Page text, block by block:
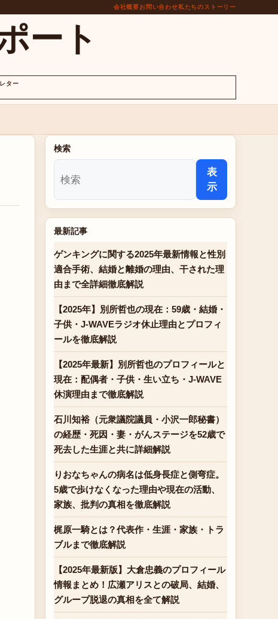
会社概要お問い合わせ私たちのストーリー
ート
ター
検索
表
示
最新記事
ゲンキングに関する2025年最新情報と性別
適合手術、結婚と離婚の理由、干された理
由まで全詳細徹底解説
【2025年】別所哲也の現在：59歳・結婚・
子供・J-WAVEラジオ休止理由とプロフィ
ールを徹底解説
【2025年最新】別所哲也のプロフィールと
現在：配偶者・子供・生い立ち・J-WAVE
休演理由まで徹底解説
石川知裕（元衆議院議員・小沢一郎秘書）
の経歴・死因・妻・がんステージを52歳で
死去した生涯と共に詳細解説
りおなちゃんの病名は低身長症と側弯症。
5歳で歩けなくなった理由や現在の活動、
家族、批判の真相を徹底解説
梶原一騎とは？代表作・生涯・家族・トラ
ブルまで徹底解説
【2025年最新版】大倉忠義のプロフィール
情報まとめ！広瀬アリスとの破局、結婚、
グループ脱退の真相を全て解説